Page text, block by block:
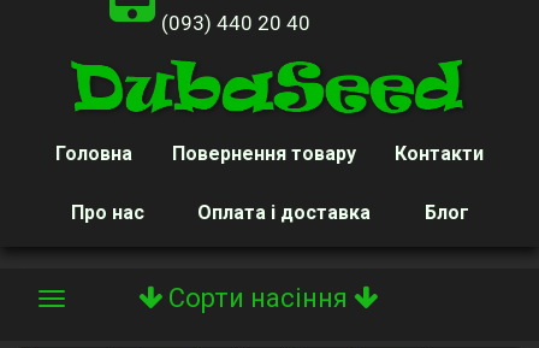
(093) 440 20 40
Головна Повернення товару Контакти
Про нас Оплата і доставка Блог
Сорти насіння
Toggle